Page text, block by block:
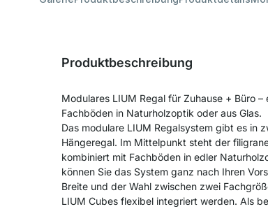
Produktbeschreibung
Modulares LIUM Regal für Zuhause + Büro
Fachböden in Naturholzoptik oder aus Glas.
Das modulare LIUM Regalsystem gibt es in
Hängeregal. Im Mittelpunkt steht der
kombiniert mit Fachböden in edler
können Sie das System ganz nach Ihren
Breite und der Wahl zwischen zwei
LIUM Cubes flexibel integriert werden. Als